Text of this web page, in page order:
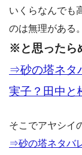
いくらなんでも
のは無理がある。
※と思ったら
⇒砂の塔ネタ
実子？田中と
そこでアヤシイ
⇒砂の塔ネタバ